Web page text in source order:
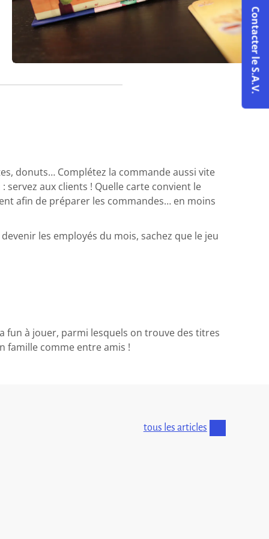
donuts… Complétez la commande aussi vite
servez aux clients ! Quelle carte convient le
afin de préparer les commandes… en moins
les employés du mois, sachez que le jeu
fun à jouer, parmi lesquels on trouve des titres
famille comme entre amis !
tous les articles
Contacter le S.A.V.